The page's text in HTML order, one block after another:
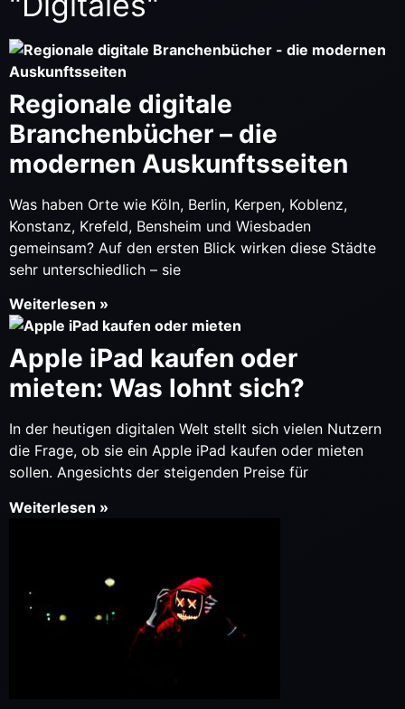
Regionale digitale
Branchenbücher – die
modernen Auskunftsseiten
Was haben Orte wie Köln, Berlin, Kerpen, Koblenz,
Konstanz, Krefeld, Bensheim und Wiesbaden
gemeinsam? Auf den ersten Blick wirken diese Städte
sehr unterschiedlich – sie
Weiterlesen »
Apple iPad kaufen oder
mieten: Was lohnt sich?
In der heutigen digitalen Welt stellt sich vielen Nutzern
die Frage, ob sie ein Apple iPad kaufen oder mieten
sollen. Angesichts der steigenden Preise für
Weiterlesen »